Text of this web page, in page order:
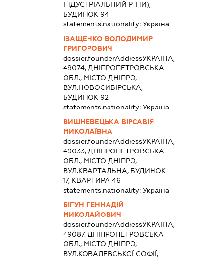
ІНДУСТРІАЛЬНИЙ Р-НИ),
БУДИНОК 94
statements.nationality:Україна
ІВАЩЕНКО ВОЛОДИМИР
ГРИГОРОВИЧ
dossier.founderAddressУКРАЇНА,
49074, ДНІПРОПЕТРОВСЬКА
ОБЛ., МІСТО ДНІПРО,
ВУЛ.НОВОСИБІРСЬКА,
БУДИНОК 92
statements.nationality:Україна
ВИШНЕВЕЦЬКА ВІРСАВІЯ
МИКОЛАЇВНА
dossier.founderAddressУКРАЇНА,
49033, ДНІПРОПЕТРОВСЬКА
ОБЛ., МІСТО ДНІПРО,
ВУЛ.КВАРТАЛЬНА, БУДИНОК
17, КВАРТИРА 46
statements.nationality:Україна
БІГУН ГЕННАДІЙ
МИКОЛАЙОВИЧ
dossier.founderAddressУКРАЇНА,
49087, ДНІПРОПЕТРОВСЬКА
ОБЛ., МІСТО ДНІПРО,
ВУЛ.КОВАЛЕВСЬКОЇ СОФІЇ,